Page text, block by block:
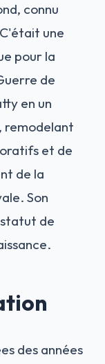
connu
une
pour la
de
en un
remodelant
et de
de la
Son
de
des années